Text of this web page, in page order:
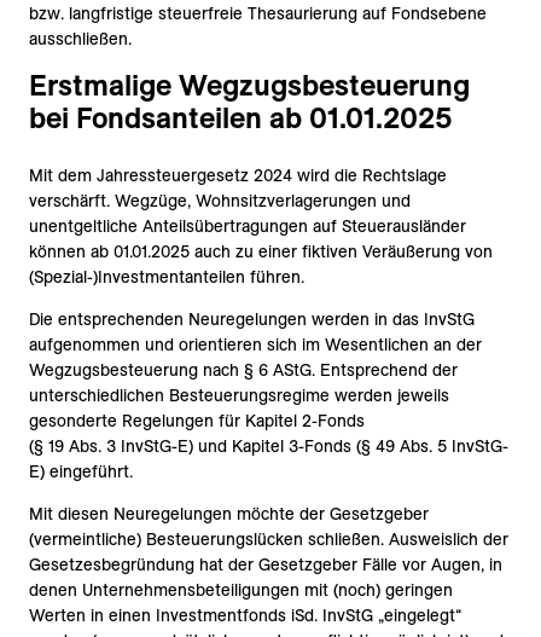
bzw. langfristige steuerfreie Thesaurierung auf Fondsebene
ausschließen.
Erstmalige Wegzugsbesteuerung
bei Fondsanteilen ab 01.01.2025
Mit dem Jahressteuergesetz 2024 wird die Rechtslage
verschärft. Wegzüge, Wohnsitzverlagerungen und
unentgeltliche Anteilsübertragungen auf Steuerausländer
können ab 01.01.2025 auch zu einer fiktiven Veräußerung von
(Spezial-)Investmentanteilen führen.
Die entsprechenden Neuregelungen werden in das InvStG
aufgenommen und orientieren sich im Wesentlichen an der
Wegzugsbesteuerung nach § 6 AStG. Entsprechend der
unterschiedlichen Besteuerungsregime werden jeweils
gesonderte Regelungen für Kapitel 2-Fonds
(§ 19 Abs. 3 InvStG-E) und Kapitel 3-Fonds (§ 49 Abs. 5 InvStG-
E) eingeführt.
Mit diesen Neuregelungen möchte der Gesetzgeber
(vermeintliche) Besteuerungslücken schließen. Ausweislich der
Gesetzesbegründung hat der Gesetzgeber Fälle vor Augen, in
denen Unternehmensbeteiligungen mit (noch) geringen
Werten in einen Investmentfonds iSd. InvStG „eingelegt“